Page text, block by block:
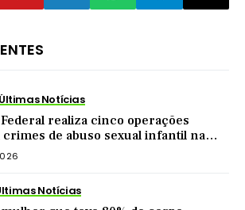
Últimas Notícias
realiza cinco operações
de abuso sexual infantil na
Notícias